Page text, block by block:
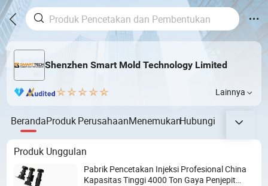
Shenzhen Smart Mold Technology Limited
Lainnya
BerandaProdukPerusahaanMenemukanHubungi
Produk Unggulan
Pabrik Pencetakan Injeksi Profesional China
Kapasitas Tinggi 4000 Ton Gaya Penjepit